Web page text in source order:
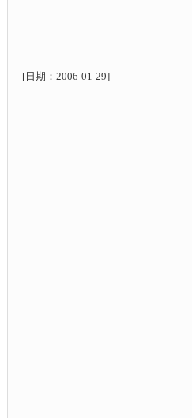
[日期： 2006-01-29]